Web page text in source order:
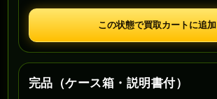
この状態で買取カートに追加
完品（ケース箱・説明書付）